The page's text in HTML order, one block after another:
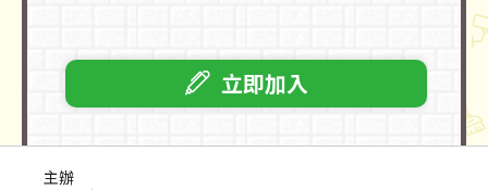
立即加入
主辦